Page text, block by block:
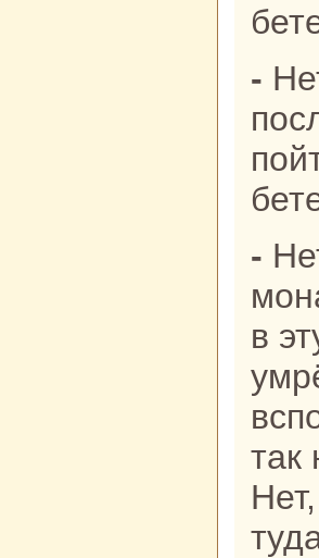
- Нет, не приносили,- ответил
- Нет, нет,- поспешно сказал
в
так